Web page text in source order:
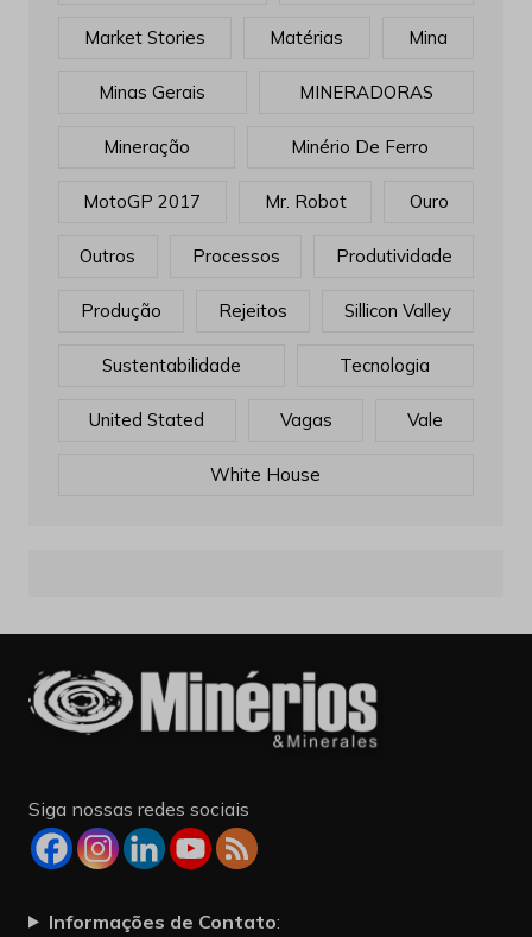
Market Stories Matérias Mina
Minas Gerais MINERADORAS
Mineração Minério De Ferro
MotoGP 2017 Mr. Robot Ouro
Outros Processos Produtividade
Produção Rejeitos Sillicon Valley
Sustentabilidade Tecnologia
United Stated Vagas Vale
White House
Siga nossas redes sociais
Informações de Contato: